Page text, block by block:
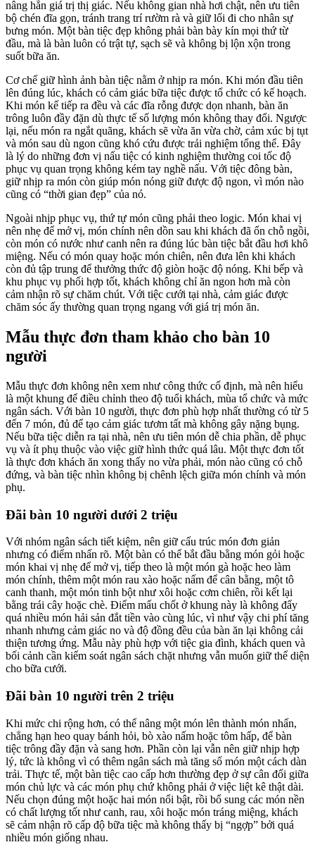
nâng hẳn giá trị thị giác. Nếu không gian nhà hơi chật, nên ưu tiên
bộ chén đĩa gọn, tránh trang trí rườm rà và giữ lối đi cho nhân sự
bưng món. Một bàn tiệc đẹp không phải bàn bày kín mọi thứ từ
đầu, mà là bàn luôn có trật tự, sạch sẽ và không bị lộn xộn trong
suốt bữa ăn.
Cơ chế giữ hình ảnh bàn tiệc nằm ở nhịp ra món. Khi món đầu tiên
lên đúng lúc, khách có cảm giác bữa tiệc được tổ chức có kế hoạch.
Khi món kế tiếp ra đều và các đĩa rỗng được dọn nhanh, bàn ăn
trông luôn đầy đặn dù thực tế số lượng món không thay đổi. Ngược
lại, nếu món ra ngắt quãng, khách sẽ vừa ăn vừa chờ, cảm xúc bị tụt
và món sau dù ngon cũng khó cứu được trải nghiệm tổng thể. Đây
là lý do những đơn vị nấu tiệc có kinh nghiệm thường coi tốc độ
phục vụ quan trọng không kém tay nghề nấu. Với tiệc đông bàn,
giữ nhịp ra món còn giúp món nóng giữ được độ ngon, vì món nào
cũng có “thời gian đẹp” của nó.
Ngoài nhịp phục vụ, thứ tự món cũng phải theo logic. Món khai vị
nên nhẹ để mở vị, món chính nên dồn sau khi khách đã ổn chỗ ngồi,
còn món có nước như canh nên ra đúng lúc bàn tiệc bắt đầu hơi khô
miệng. Nếu có món quay hoặc món chiên, nên đưa lên khi khách
còn đủ tập trung để thưởng thức độ giòn hoặc độ nóng. Khi bếp và
khu phục vụ phối hợp tốt, khách không chỉ ăn ngon hơn mà còn
cảm nhận rõ sự chăm chút. Với tiệc cưới tại nhà, cảm giác được
chăm sóc ấy thường quan trọng ngang với giá trị món ăn.
Mẫu thực đơn tham khảo cho bàn 10
người
Mẫu thực đơn không nên xem như công thức cố định, mà nên hiểu
là một khung để điều chỉnh theo độ tuổi khách, mùa tổ chức và mức
ngân sách. Với bàn 10 người, thực đơn phù hợp nhất thường có từ 5
đến 7 món, đủ để tạo cảm giác tươm tất mà không gây nặng bụng.
Nếu bữa tiệc diễn ra tại nhà, nên ưu tiên món dễ chia phần, dễ phục
vụ và ít phụ thuộc vào việc giữ hình thức quá lâu. Một thực đơn tốt
là thực đơn khách ăn xong thấy no vừa phải, món nào cũng có chỗ
đứng, và bàn tiệc nhìn không bị chênh lệch giữa món chính và món
phụ.
Đãi bàn 10 người dưới 2 triệu
Với nhóm ngân sách tiết kiệm, nên giữ cấu trúc món đơn giản
nhưng có điểm nhấn rõ. Một bàn có thể bắt đầu bằng món gỏi hoặc
món khai vị nhẹ để mở vị, tiếp theo là một món gà hoặc heo làm
món chính, thêm một món rau xào hoặc nấm để cân bằng, một tô
canh thanh, một món tinh bột như xôi hoặc cơm chiên, rồi kết lại
bằng trái cây hoặc chè. Điểm mấu chốt ở khung này là không đẩy
quá nhiều món hải sản đắt tiền vào cùng lúc, vì như vậy chi phí tăng
nhanh nhưng cảm giác no và độ đồng đều của bàn ăn lại không cải
thiện tương ứng. Mẫu này phù hợp với tiệc gia đình, khách quen và
bối cảnh cần kiểm soát ngân sách chặt nhưng vẫn muốn giữ thể diện
cho bữa cưới.
Đãi bàn 10 người trên 2 triệu
Khi mức chi rộng hơn, có thể nâng một món lên thành món nhấn,
chẳng hạn heo quay bánh hỏi, bò xào nấm hoặc tôm hấp, để bàn
tiệc trông đầy đặn và sang hơn. Phần còn lại vẫn nên giữ nhịp hợp
lý, tức là không vì có thêm ngân sách mà tăng số món một cách dàn
trải. Thực tế, một bàn tiệc cao cấp hơn thường đẹp ở sự cân đối giữa
món chủ lực và các món phụ chứ không phải ở việc liệt kê thật dài.
Nếu chọn đúng một hoặc hai món nổi bật, rồi bổ sung các món nền
có chất lượng tốt như canh, rau, xôi hoặc món tráng miệng, khách
sẽ cảm nhận rõ cấp độ bữa tiệc mà không thấy bị “ngợp” bởi quá
nhiều món giống nhau.